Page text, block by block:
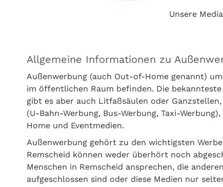
Unsere
Allgemeine Informationen zu
Außenwerbung (auch Out-of-Home genannt)
im öffentlichen Raum befinden. Die
gibt es aber auch Litfaßsäulen oder
(U-Bahn-Werbung, Bus-Werbung, Taxi-
Home und Eventmedien.
Außenwerbung gehört zu den wichtigsten
Remscheid können weder überhört noch
Menschen in Remscheid ansprechen, die
aufgeschlossen sind oder diese Medien nur